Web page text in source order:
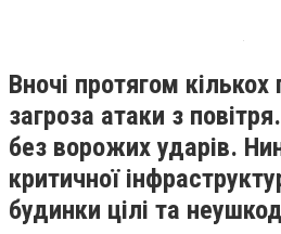
Вночі протягом кількох
загроза атаки з
без ворожих ударів.
критичної
будинки цілі та